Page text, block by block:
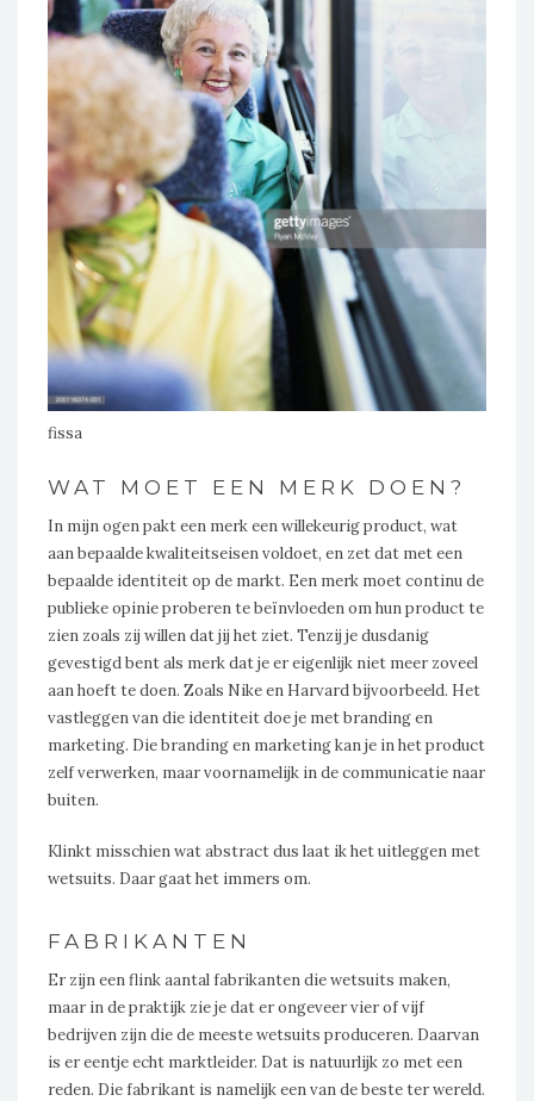
fissa
WAT MOET EEN MERK DOEN?
In mijn ogen pakt een merk een willekeurig product, wat
aan bepaalde kwaliteitseisen voldoet, en zet dat met een
bepaalde identiteit op de markt. Een merk moet continu de
publieke opinie proberen te beïnvloeden om hun product te
zien zoals zij willen dat jij het ziet. Tenzij je dusdanig
gevestigd bent als merk dat je er eigenlijk niet meer zoveel
aan hoeft te doen. Zoals Nike en Harvard bijvoorbeeld. Het
vastleggen van die identiteit doe je met branding en
marketing. Die branding en marketing kan je in het product
zelf verwerken, maar voornamelijk in de communicatie naar
buiten.
Klinkt misschien wat abstract dus laat ik het uitleggen met
wetsuits. Daar gaat het immers om.
FABRIKANTEN
Er zijn een flink aantal fabrikanten die wetsuits maken,
maar in de praktijk zie je dat er ongeveer vier of vijf
bedrijven zijn die de meeste wetsuits produceren. Daarvan
is er eentje echt marktleider. Dat is natuurlijk zo met een
reden. Die fabrikant is namelijk een van de beste ter wereld.